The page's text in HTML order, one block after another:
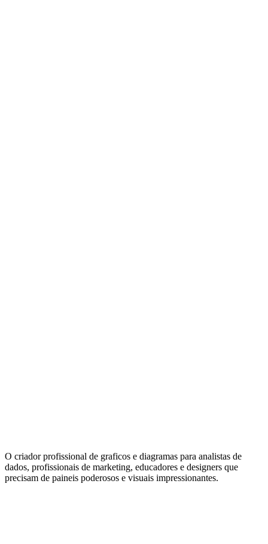
O criador profissional de graficos e diagramas para analistas de
dados, profissionais de marketing, educadores e designers que
precisam de paineis poderosos e visuais impressionantes.